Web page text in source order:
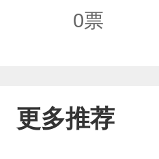
0票
更多推荐